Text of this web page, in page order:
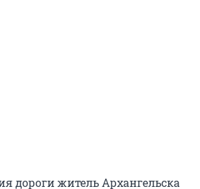
дороги житель Архангельска